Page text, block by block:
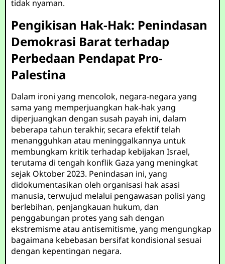
tidak nyaman.
Pengikisan Hak-Hak: Penindasan
Demokrasi Barat terhadap
Perbedaan Pendapat Pro-
Palestina
Dalam ironi yang mencolok, negara-negara yang
sama yang memperjuangkan hak-hak yang
diperjuangkan dengan susah payah ini, dalam
beberapa tahun terakhir, secara efektif telah
menangguhkan atau meninggalkannya untuk
membungkam kritik terhadap kebijakan Israel,
terutama di tengah konflik Gaza yang meningkat
sejak Oktober 2023. Penindasan ini, yang
didokumentasikan oleh organisasi hak asasi
manusia, terwujud melalui pengawasan polisi yang
berlebihan, penjangkauan hukum, dan
penggabungan protes yang sah dengan
ekstremisme atau antisemitisme, yang mengungkap
bagaimana kebebasan bersifat kondisional sesuai
dengan kepentingan negara.